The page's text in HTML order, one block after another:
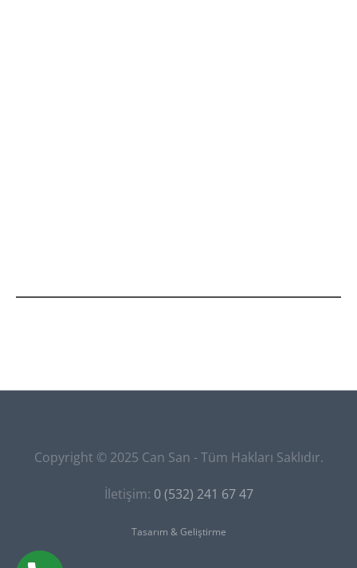
Copyright © 2025 Can San - Tüm Hakları Saklıdır.
İletişim: 0 (532) 241 67 47
Tasarım & Geliştirme